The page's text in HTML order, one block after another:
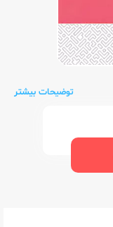
توضیحات بیشتر